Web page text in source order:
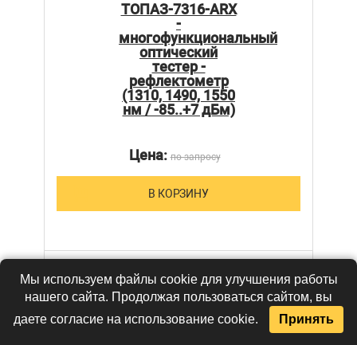
ТОПАЗ-7316-ARX
-
многофункциональный
оптический
тестер -
рефлектометр
(1310, 1490, 1550
нм / -85..+7 дБм)
Цена:по запросу
В КОРЗИНУ
Мы используем файлы cookie для улучшения работы
нашего сайта. Продолжая пользоваться сайтом, вы
даете согласие на использование cookie.
Принять